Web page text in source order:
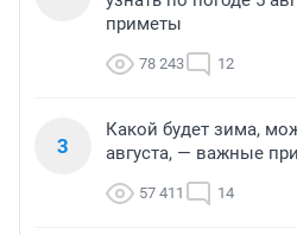
приметы
78 243 12
3
Какой будет зима,
августа, — важные
57 411 14